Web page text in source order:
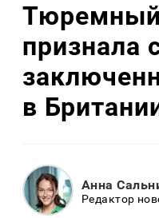
Тюремный
признала
в
Анна
Редактор